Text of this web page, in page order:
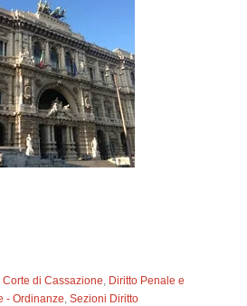
Corte di Cassazione, Diritto Penale e
- Ordinanze,Sezioni Diritto